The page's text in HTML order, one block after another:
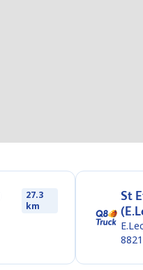
27.3
km
St